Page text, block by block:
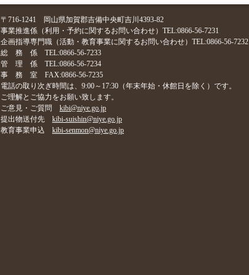
〒716-1241 岡山県加賀郡吉備中央町吉川4393-82
事業推進係（利用・予約に関するお問い合わせ）TEL:0866-56-7231
企画指導専門職（活動・教育事業に関するお問い合わせ）TEL:0866-56-7232
総 務 係 TEL:0866-56-7233
管 理 係 TEL:0866-56-7234
事 務 室 FAX:0866-56-7235
電話の取り次ぎ時間は、9:00～17:30（年末年始・休館日を除く）です。
ご理解とご協力をお願い致します。
ご意見・ご質問 kibi@niye.go.jp
提出物送付先 kibi-suishin@niye.go.jp
教育事業申込 kibi-senmon@niye.go.jp